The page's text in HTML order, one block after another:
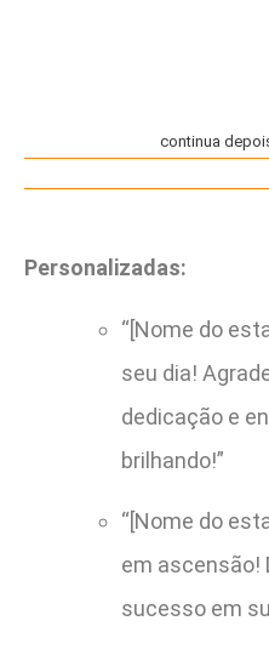
continua
Personalizadas:
“[Nome do
seu dia!
dedicação e
brilhando!”
“[Nome do
em ascensão!
sucesso em